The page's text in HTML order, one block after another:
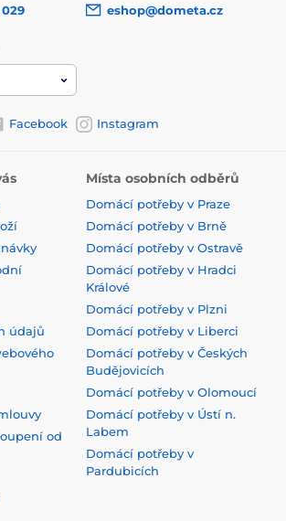
eshop@dometa.cz
Facebook Instagram
údajů
od
Místa osobních odběrů
Domácí potřeby v Praze
Domácí potřeby v Brně
Domácí potřeby v Ostravě
Domácí potřeby v Hradci
Králové
Domácí potřeby v Plzni
Domácí potřeby v Liberci
Domácí potřeby v Českých
Budějovicích
Domácí potřeby v Olomoucí
Domácí potřeby v Ústí n.
Labem
Domácí potřeby v
Pardubicích